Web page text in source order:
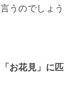
うのでしょう
「お花見」に匹